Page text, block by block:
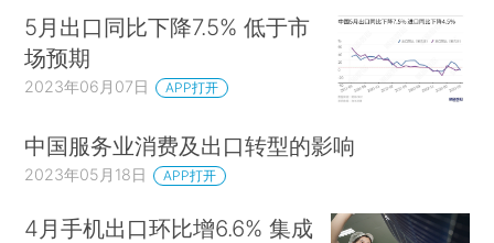
5月出口同比下降7.5% 低于市
场预期
2023年06月07日 APP打开
中国服务业消费及出口转型的影响
2023年05月18日 APP打开
4月手机出口环比增6.6% 集成